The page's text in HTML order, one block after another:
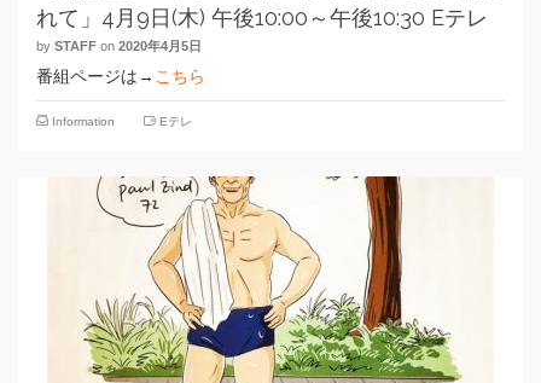
れて」4月9日(木) 午後10:00～午後10:30 Eテレ
by STAFF on 2020年4月5日
番組ページは→ こちら
Information Eテレ